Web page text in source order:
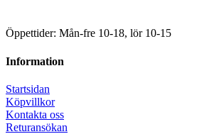
Öppettider: Mån-fre 10-18, lör 10-15
Information
Startsidan
Köpvillkor
Kontakta oss
Returansökan